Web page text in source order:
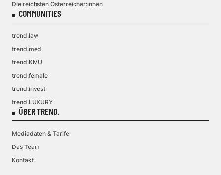
Die reichsten Österreicher:innen
COMMUNITIES
trend.law
trend.med
trend.KMU
trend.female
trend.invest
trend.LUXURY
ÜBER TREND.
Mediadaten & Tarife
Das Team
Kontakt